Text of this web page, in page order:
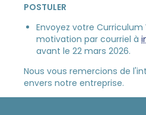
POSTULER
Envoyez votre
motivation par courriel à
avant le 22 mars 2026.
Nous vous remercions de
envers notre entreprise.